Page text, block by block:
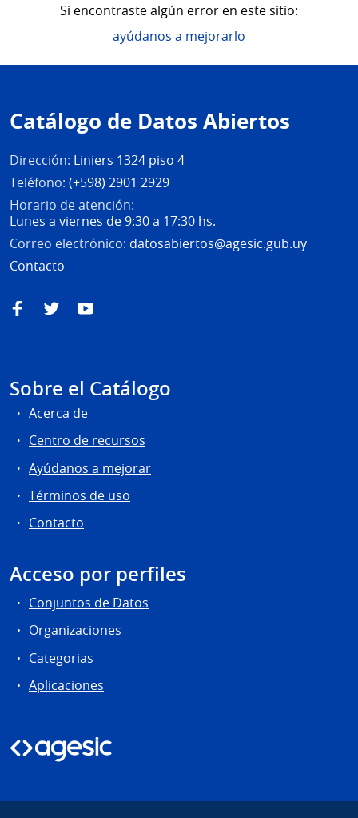
Si encontraste algún error en este sitio:
ayúdanos a mejorarlo
de
página
Catálogo de Datos Abiertos
Dirección: Liniers 1324 piso 4
Teléfono: (+598) 2901 2929
Horario de atención:
Lunes a viernes de 9:30 a 17:30 hs.
Correo electrónico: datosabiertos@agesic.gub.uy
Contacto
FacebookTwitterYouTube
Sobre el Catálogo
Acerca de
Centro de recursos
Ayúdanos a mejorar
Términos de uso
Contacto
Acceso por perfiles
Conjuntos de Datos
Organizaciones
Categorias
Aplicaciones